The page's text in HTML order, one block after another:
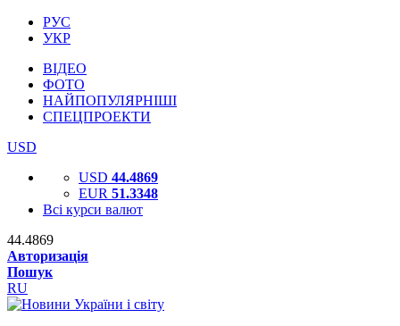
РУС
УКР
ВІДЕО
ФОТО
НАЙПОПУЛЯРНІШІ
СПЕЦПРОЕКТИ
USD
USD 44.4869
EUR 51.3348
Всі курси валют
44.4869
Авторизація
Пошук
RU